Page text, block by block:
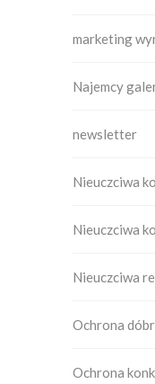
marketing
Najemcy
newsletter
Nieuczciwa
Nieuczciwa
Nieuczciwa
Ochrona
Ochrona